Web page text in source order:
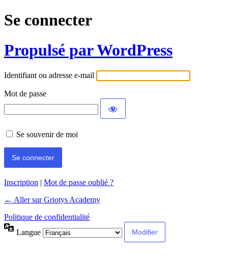
Se connecter
Propulsé par WordPress
Identifiant ou adresse e-mail
Mot de passe
Se souvenir de moi
Inscription | Mot de passe oublié ?
← Aller sur Griotys Academy
Politique de confidentialité
Langue